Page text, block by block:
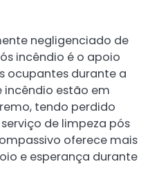
negligenciado de
incêndio é o apoio
ocupantes durante a
incêndio estão em
tendo perdido
de limpeza pós
oferece mais
e esperança durante